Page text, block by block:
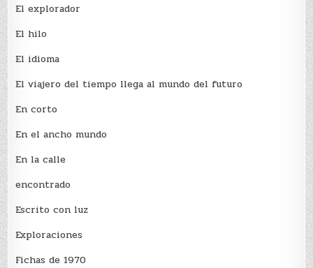
El explorador
El hilo
El idioma
El viajero del tiempo llega al mundo del futuro
En corto
En el ancho mundo
En la calle
encontrado
Escrito con luz
Exploraciones
Fichas de 1970